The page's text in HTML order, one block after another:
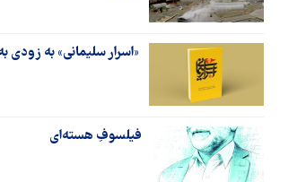
«اسرار سلیمانی» به زودی
فیلسوفِ هسته‌ای